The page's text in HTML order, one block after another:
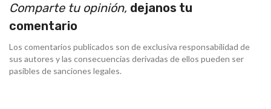
Comparte tu opinión, dejanos tu
comentario
Los comentarios publicados son de exclusiva responsabilidad de
sus autores y las consecuencias derivadas de ellos pueden ser
pasibles de sanciones legales.